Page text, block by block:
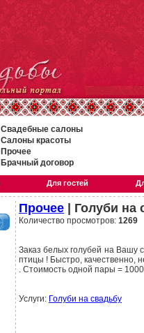
Свадебные салоны
Салоны красоты
Прочее
Брачный договор
Для гостей
Прочее | Голуби на
Количество просмотров: 1269
Заказ белых голубей на Вашу
птицы ! Быстро, качественно,
. Стоимость одной пары =
Услуги: Голуби на свадьбу